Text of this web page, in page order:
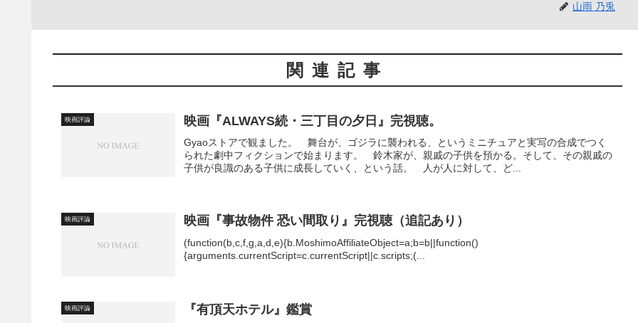
山雨 乃兎
関連記事
映画評論 映画『ALWAYS続・三丁目の夕日』完視聴。
Gyaoストアで観ました。 舞台が、ゴジラに襲われる、というミニチュアと実写の合成でつく
られた劇中フィクションで始まります。 鈴木家が、親戚の子供を預かる。そして、その親戚の
子供が良識のある子供に成長していく、という話。 人が人に対して、ど...
映画評論 映画『事故物件 恐い間取り』完視聴（追記あり）
(function(b,c,f,g,a,d,e){b.MoshimoAffiliateObject=a;b=b||function()
{arguments.currentScript=c.currentScript||c.scripts;(...
映画評論 『有頂天ホテル』鑑賞